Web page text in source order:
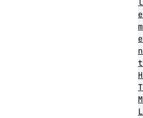
l
e
m
e
n
t
H
T
M
L